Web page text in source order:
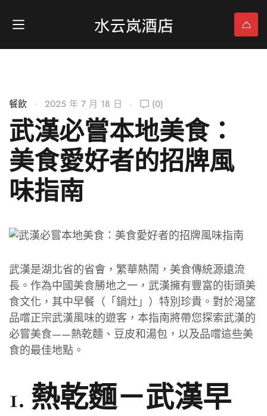
餐飲 2025 年 7 月 18 日 (0)
武漢必嘗本地美食：
美食愛好者的招牌風
味指南
武漢是湖北省的省會，繁華熱鬧，美食傳統源遠流
長。作為中國美食勝地之一，武漢擁有豐富的街頭美
食文化，其中早餐（「鍋灶」）特別珍貴。對於渴望
品嚐正宗武漢風味的遊客，本指南將帶您探索武漢的
必嘗美食——熱乾麵、豆皮和湯包，以及品嚐這些美
食的最佳地點。
1. 熱乾麵－武漢早